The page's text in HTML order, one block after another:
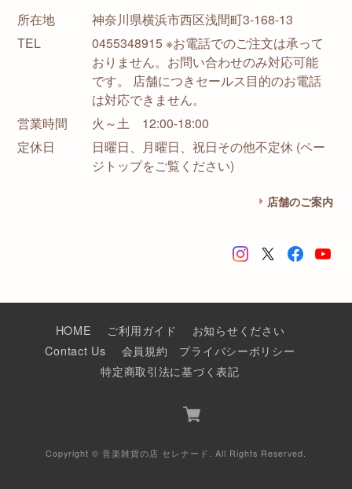
所在地
神奈川県横浜市西区浅間町3-168-13
TEL
0455348915 ※お電話でのご注文は承って
おりません。お問い合わせのみ対応可能
です。 店舗につきセールス目的のお電話
は対応できません。
営業時間
火～土 12:00-18:00
定休日
日曜日、月曜日、祝日その他不定休 (ペー
ジトップをご覧ください)
店舗のご案内
HOME ご利用ガイド
お知らせください
Contact Us
会員規約
プライバシーポリシー
特定商取引法に基づく表記
Copyright © 音楽雑貨の店 セレナード. All Rights Reserved.